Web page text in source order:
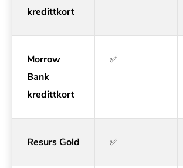
kredittkort
Morrow
Bank
kredittkort
✅
Resurs Gold ✅